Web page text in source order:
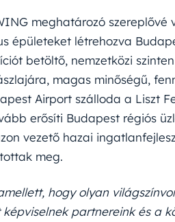
meghatározó
épületeket létrehozva
betöltő, nemzetközi
magas minőségű,
Airport szálloda a Liszt
erősíti Budapest régiós
vezető hazai
meg.
hogy olyan
partnereink és a